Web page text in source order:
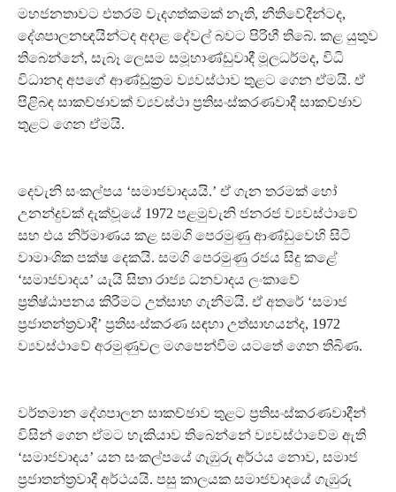
මහජනතාවට එතරම් වැදගත්කමක් නැති, නීතිවේදීන්ටද,
දේශපාලනඥයින්ටද අදාළ දේවල් බවට පිරිහී තිබේ. කළ යුතුව
තිබෙන්නේ, සැබෑ ලෙසම සමූහාණ්ඩුවාදී මූලධර්මද, විධි
විධානද අපගේ ආණ්ඩුක්‍රම ව්‍යවස්ථාව තුළට ගෙන ඒමයි. ඒ
පිළිබඳ සාකච්ඡාවක් ව්‍යවස්ථා ප්‍රතිසංස්කරණවාදී සාකච්ඡාව
තුළට ගෙන ඒමයි.
දෙවැනි සංකල්පය ‘සමාජවාදයයි.’ ඒ ගැන තරමක් හෝ
උනන්දුවක් දැක්වූයේ 1972 පළමුවැනි ජනරජ ව්‍යවස්ථාවේ
සහ එය නිර්මාණය කළ සමගි පෙරමුණු ආණ්ඩුවෙහි සිටි
වාමාංශික පක්ෂ දෙකයි. සමගි පෙරමුණු රජය සිදු කළේ
‘සමාජවාදය’ යැයි සිතා රාජ්‍ය ධනවාදය ලංකාවේ
ප්‍රතිෂ්ඨාපනය කිරීමට උත්සාහ ගැනීමයි. ඒ අතරේ ‘සමාජ
ප්‍රජාතන්ත්‍රවාදී’ ප්‍රතිසංස්කරණ සඳහා උත්සාහයන්ද, 1972
ව්‍යවස්ථාවේ අරමුණුවල මගපෙන්වීම යටතේ ගෙන තිබිණ.
වර්තමාන දේශපාලන සාකච්ඡාව තුළට ප්‍රතිසංස්කරණවාදීන්
විසින් ගෙන ඒමට හැකියාව තිබෙන්නේ ව්‍යවස්ථාවේම ඇති
‘සමාජවාදය’ යන සංකල්පයේ ගැඹුරු අර්ථය නොව, සමාජ
ප්‍රජාතන්ත්‍රවාදී අර්ථයයි. පසු කාලයක සමාජවාදයේ ගැඹුරු